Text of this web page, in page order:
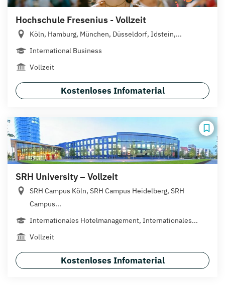
Hochschule Fresenius - Vollzeit
Köln, Hamburg, München, Düsseldorf, Idstein,...
International Business
Vollzeit
Kostenloses Infomaterial
SRH University – Vollzeit
SRH Campus Köln, SRH Campus Heidelberg, SRH
Campus...
Internationales Hotelmanagement, Internationales...
Vollzeit
Kostenloses Infomaterial